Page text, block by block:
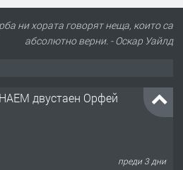
ни хората говорят неща, които са
абсолютно верни. - Оскар Уайлд
двустаен Орфей
преди 3 дни